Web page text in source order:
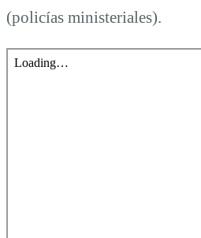
(policías ministeriales).